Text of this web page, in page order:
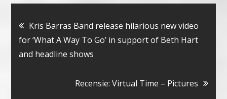
Bericht
navigatie
Kris Barras Band release hilarious new video
for ‘What A Way To Go’ in support of Beth Hart
and headline shows
Recensie: Virtual Time – Pictures